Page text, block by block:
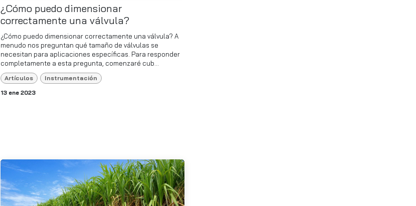
¿Cómo puedo dimensionar
correctamente una válvula?
¿Cómo puedo dimensionar correctamente una válvula? A
menudo nos preguntan qué tamaño de válvulas se
necesitan para aplicaciones específicas. Para responder
completamente a esta pregunta, comenzaré cub...
Artículos Instrumentación
13 ene 2023